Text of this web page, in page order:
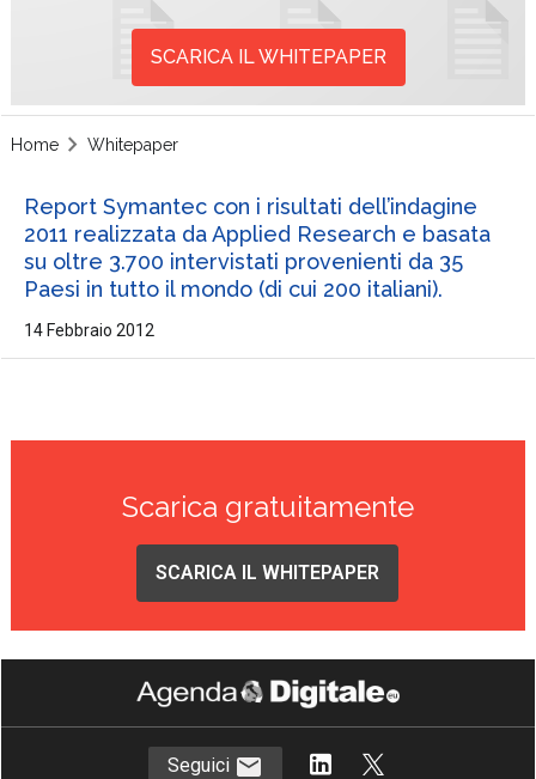
SCARICA IL WHITEPAPER
Home Whitepaper
Report Symantec con i risultati dell’indagine
2011 realizzata da Applied Research e basata
su oltre 3.700 intervistati provenienti da 35
Paesi in tutto il mondo (di cui 200 italiani).
14 Febbraio 2012
Scarica gratuitamente
SCARICA IL WHITEPAPER
Seguici